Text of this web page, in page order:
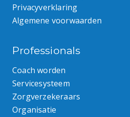
Privacyverklaring
Algemene voorwaarden
Professionals
Coach worden
Servicesysteem
Zorgverzekeraars
Organisatie